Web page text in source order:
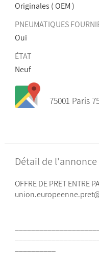
Originales ( OEM )
PNEUMATIQUES
Oui
ÉTAT
Neuf
75001 Paris
Détail de l'annonce
OFFRE DE PRËT ENTRE